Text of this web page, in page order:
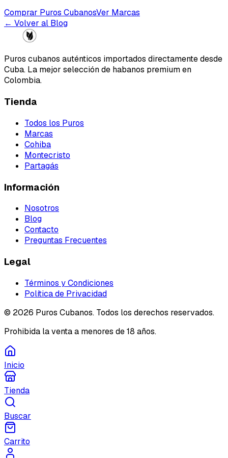
Comprar Puros CubanosVer Marcas
← Volver al Blog
Puros cubanos auténticos importados directamente desde
Cuba. La mejor selección de habanos premium en
Colombia.
Tienda
Todos los Puros
Marcas
Cohiba
Montecristo
Partagás
Información
Nosotros
Blog
Contacto
Preguntas Frecuentes
Legal
Términos y Condiciones
Política de Privacidad
© 2026 Puros Cubanos. Todos los derechos reservados.
Prohibida la venta a menores de 18 años.
Inicio
Tienda
Buscar
Carrito